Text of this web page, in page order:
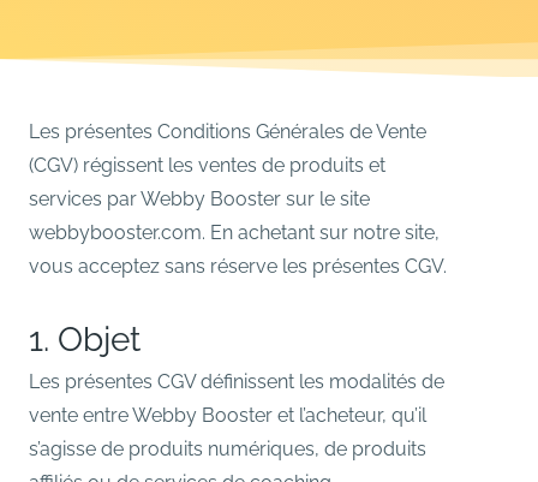
Les présentes Conditions Générales de Vente
(CGV) régissent les ventes de produits et
services par Webby Booster sur le site
webbybooster.com. En achetant sur notre site,
vous acceptez sans réserve les présentes CGV.
1. Objet
Les présentes CGV définissent les modalités de
vente entre Webby Booster et l’acheteur, qu’il
s’agisse de produits numériques, de produits